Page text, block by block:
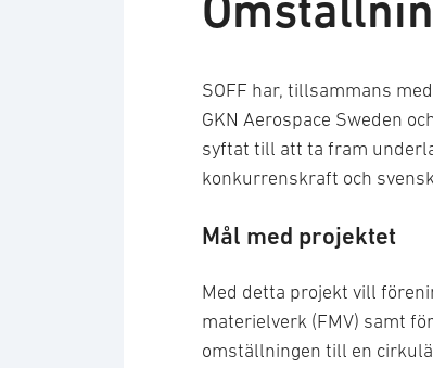
SOFF har, tillsammans
GKN Aerospace Sweden
syftat till att ta fram
konkurrenskraft och
Mål med projektet
Med detta projekt vill
materielverk (FMV) samt
omställningen till en